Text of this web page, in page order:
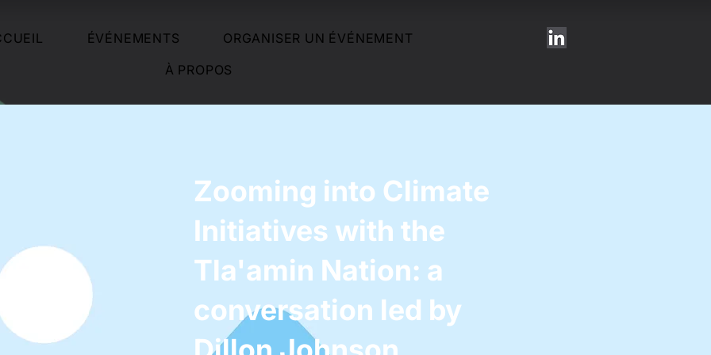
ÉVÉNEMENTS
ORGANISER UN ÉVÉNEMENT
À PROPOS
Zooming into Climate
Initiatives with the
Tla'amin Nation: a
conversation led by